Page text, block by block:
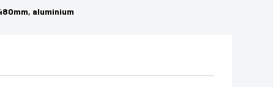
aluminium